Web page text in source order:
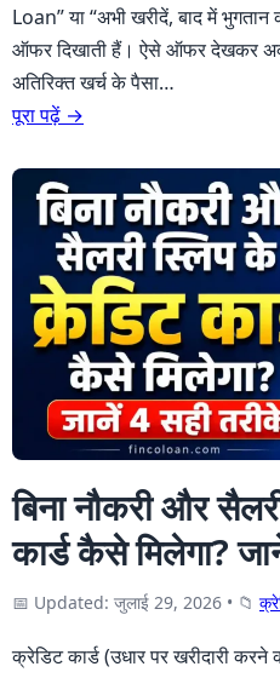
Loan” या “अभी खरीदें, बाद में
ऑफर दिखाती हैं। ऐसे ऑफर देखकर
अतिरिक्त खर्च के पैसा…
पूरा पढ़ें →
बिना नौकरी और
कार्ड कैसे मिलेगा?
📅 Updated: जुलाई 29, 2026 • 📁
क्रेडिट कार्ड (उधार पर खरीदारी